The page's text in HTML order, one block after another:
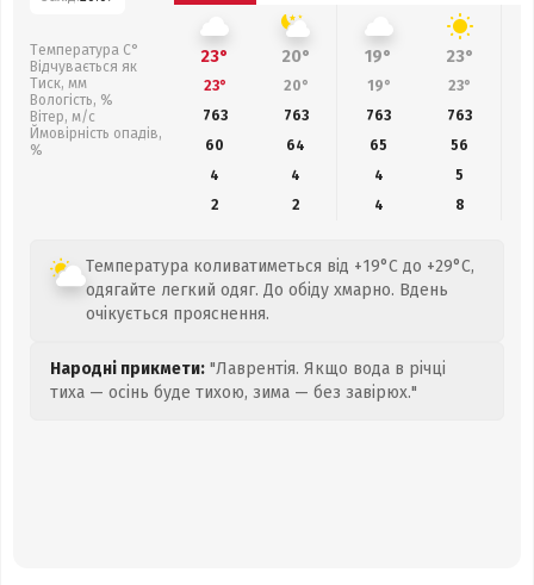
Температура С°
Відчувається як
Тиск, мм
Вологість, %
Вітер, м/с
Ймовірність опадів,
%
23° 20° 19° 23°
23° 20° 19° 23°
763
763 763 763
60
64 65 56
4
4 4
5
2
2 4 8
Температура коливатиметься від +19°C до +29°C,
одягайте легкий одяг. До обіду хмарно. Вдень
очікується прояснення.
Народні прикмети: "Лаврентія. Якщо вода в річці
тиха — осінь буде тихою, зима — без завірюх."